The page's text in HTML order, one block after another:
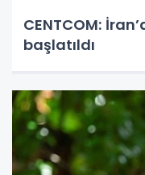
CENTCOM:
başlatıldı